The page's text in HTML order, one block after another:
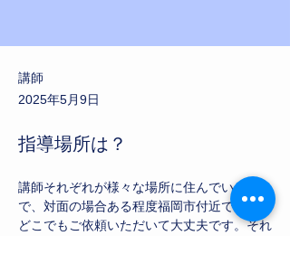
講師
2025年5月9日
指導場所は？
講師それぞれが様々な場所に住んでいるの
で、対面の場合ある程度福岡市付近であれば
どこでもご依頼いただいて大丈夫です。それ